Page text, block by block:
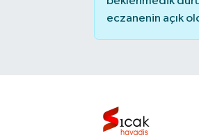
eczanenin açık